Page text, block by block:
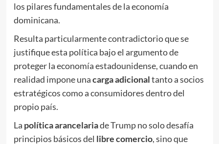
los pilares fundamentales de la economía
dominicana.
Resulta particularmente contradictorio que se
justifique esta política bajo el argumento de
proteger la economía estadounidense, cuando en
realidad impone unacarga adicionaltanto a socios
estratégicos como a consumidores dentro del
propio país.
La política arancelariade Trump no solo desafía
principios básicos del libre comercio, sino que